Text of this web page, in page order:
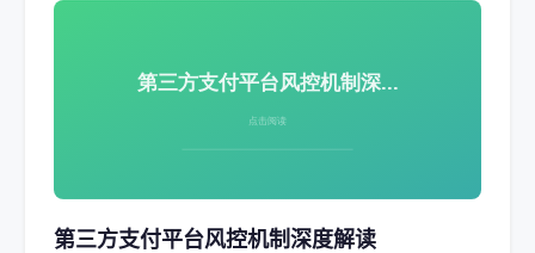
第三方支付平台风控机制深度解读